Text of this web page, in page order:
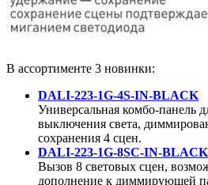
В ассортименте 3 новинки:
DALI-223-1G-4S-IN-BLACK
Универсальная комбо-панель
выключения света,
сохранения 4 сцен.
DALI-223-1G-8SC-IN-BLACK
Вызов 8 световых сцен,
дополнение к диммирующей